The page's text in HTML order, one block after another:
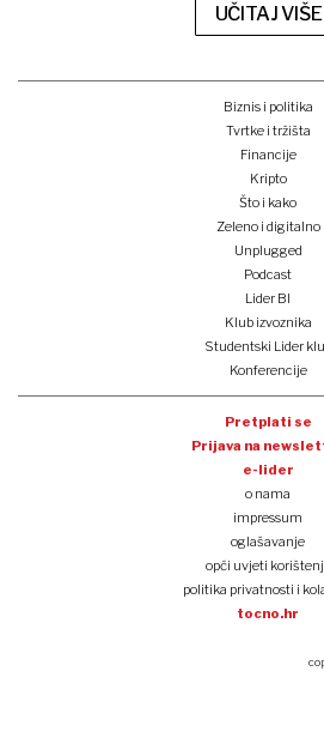
UČITAJ VIŠE
Biznis i politika
Tvrtke i tržišta
Financije
Kripto
Što i kako
Zeleno i digitalno
Unplugged
Podcast
Lider BI
Klub izvoznika
Studentski Lider
Konferencije
Pretplati se
Prijava na
e-lider
o nama
impressum
oglašavanje
opći uvjeti
politika privatnosti i
tocno.hr